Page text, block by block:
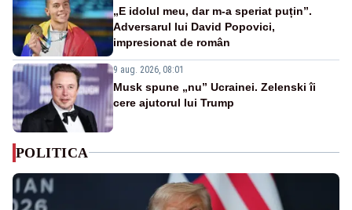
„E idolul meu, dar m-a speriat puțin”.
Adversarul lui David Popovici,
impresionat de român
9 aug. 2026, 08:01
Musk spune „nu” Ucrainei. Zelenski îi
cere ajutorul lui Trump
POLITICA